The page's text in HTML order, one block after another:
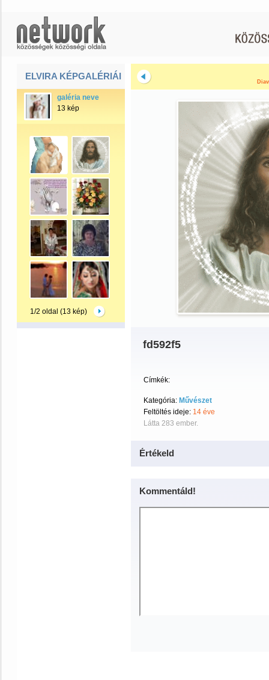
ELVIRA KÉPGALÉRIÁI
galéria neve
13 kép
1/2 oldal (13 kép)
fd592f5
Címkék:
Kategória: Művészet
Feltöltés ideje: 14 éve
Látta 283 ember.
Értékeld
Kommentáld!